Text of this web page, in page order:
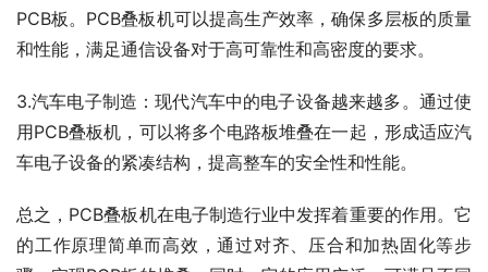
PCB板。PCB叠板机可以提高生产效率，确保多层板的质量
和性能，满足通信设备对于高可靠性和高密度的要求。
3.汽车电子制造：现代汽车中的电子设备越来越多。通过使
用PCB叠板机，可以将多个电路板堆叠在一起，形成适应汽
车电子设备的紧凑结构，提高整车的安全性和性能。
总之，PCB叠板机在电子制造行业中发挥着重要的作用。它
的工作原理简单而高效，通过对齐、压合和加热固化等步